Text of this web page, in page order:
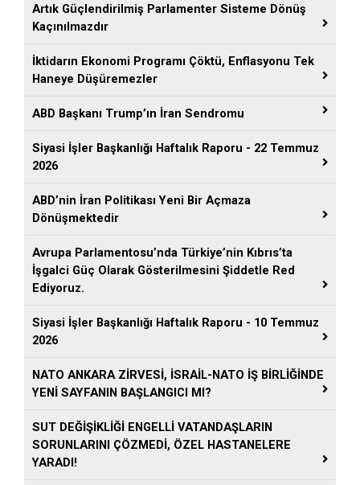
Artık Güçlendirilmiş Parlamenter Sisteme Dönüş
Kaçınılmazdır
İktidarın Ekonomi Programı Çöktü, Enflasyonu Tek
Haneye Düşüremezler
ABD Başkanı Trump’ın İran Sendromu
Siyasi İşler Başkanlığı Haftalık Raporu - 22 Temmuz
2026
ABD’nin İran Politikası Yeni Bir Açmaza
Dönüşmektedir
Avrupa Parlamentosu’nda Türkiye’nin Kıbrıs’ta
İşgalci Güç Olarak Gösterilmesini Şiddetle Red
Ediyoruz.
Siyasi İşler Başkanlığı Haftalık Raporu - 10 Temmuz
2026
NATO ANKARA ZİRVESİ, İSRAİL-NATO İŞ BİRLİĞİNDE
YENİ SAYFANIN BAŞLANGICI MI?
SUT DEĞİŞİKLİĞİ ENGELLİ VATANDAŞLARIN
SORUNLARINI ÇÖZMEDİ, ÖZEL HASTANELERE
YARADI!